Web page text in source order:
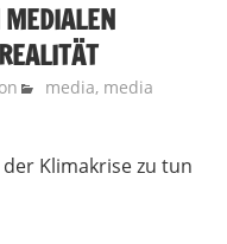
media, media
Klimakrise zu tun